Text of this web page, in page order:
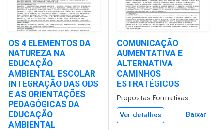
OS 4 ELEMENTOS DA
NATUREZA NA
EDUCAÇÃO
AMBIENTAL ESCOLAR
INTEGRAÇÃO DAS ODS
E AS ORIENTAÇÕES
PEDAGÓGICAS DA
EDUCAÇÃO
AMBIENTAL
COMUNICAÇÃO
AUMENTATIVA E
ALTERNATIVA
CAMINHOS
ESTRATÉGICOS
Propostas Formativas
Ver detalhes Baixar